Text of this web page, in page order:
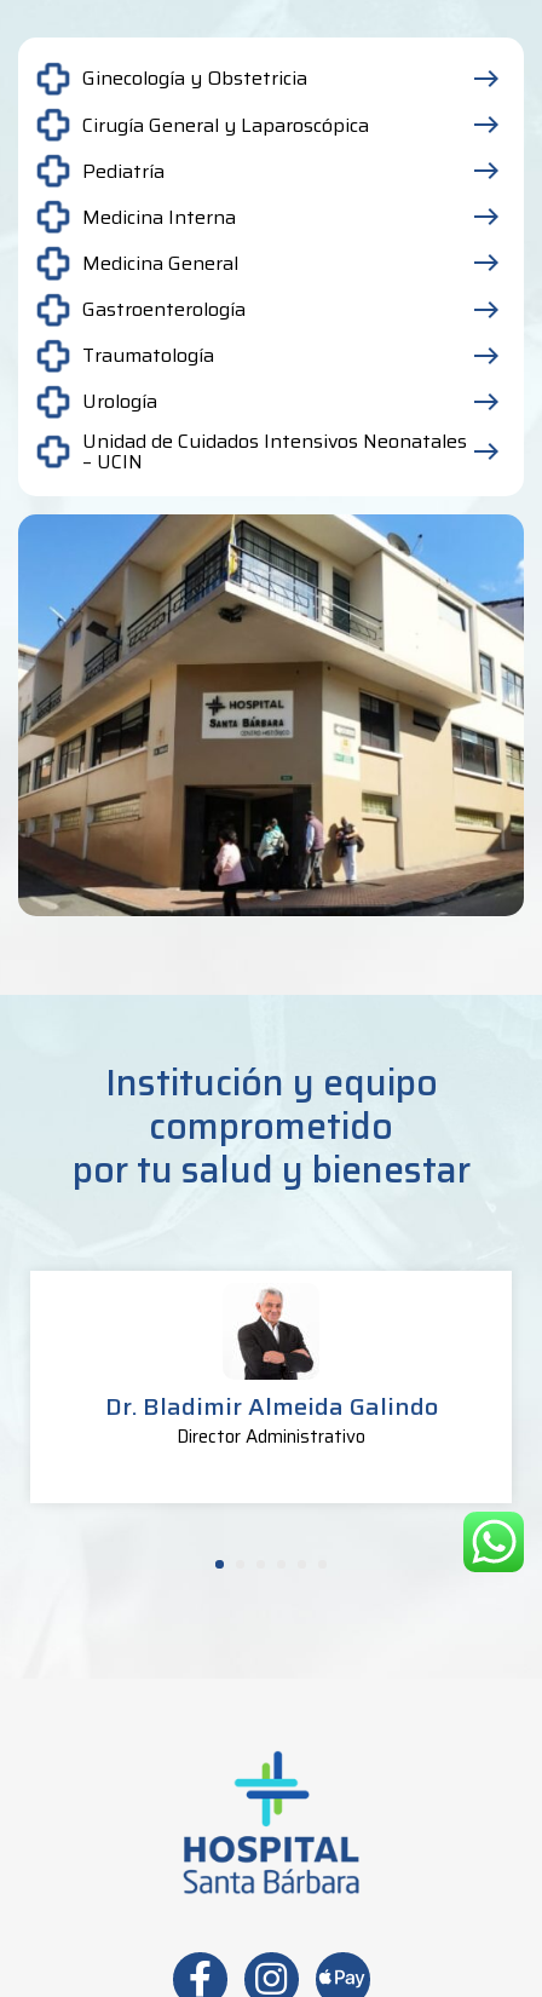
Ginecología y Obstetricia east
Cirugía General y Laparoscópica east
Pediatría east
Medicina Interna east
Medicina General east
Gastroenterología east
Traumatología east
Urología east
Unidad de Cuidados Intensivos Neonatales
– UCIN east
Institución y equipo
comprometido
por tu salud y bienestar
Dr. Bladimir Almeida Galindo
Director Administrativo